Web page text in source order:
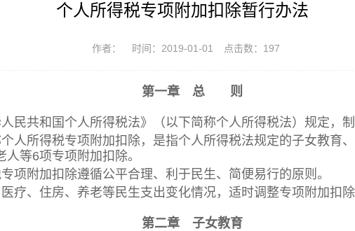
个人所得税专项附加扣除暂行办法
作者： 时间：2019-01-01 点击数： 197
第一章 总 则
民共和国个人所得税法》（以下简称个人所得税法）规定，制
人所得税专项附加扣除，是指个人所得税法规定的子女教育
等6项专项附加扣除。
项附加扣除遵循公平合理、利于民生、简便易行的原则。
疗、住房、养老等民生支出变化情况，适时调整专项附加扣除
第二章 子女教育